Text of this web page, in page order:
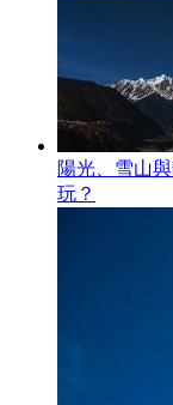
陽光、雪山
玩？